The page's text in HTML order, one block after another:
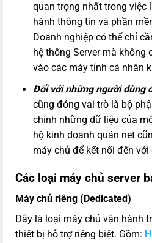
quan trọng nhất trong việc
hành thông tin và phần
Doanh nghiệp có thể chỉ
hệ thống Server mà không
vào các máy tính cá nhân
Đối với những người dùng
cũng đóng vai trò là bộ
chính những dữ liệu của
hộ kinh doanh quán net
máy chủ để kết nối đến
Các loại máy chủ server
Máy chủ riêng (Dedicated)
Đây là loại máy chủ vận hành
thiết bị hỗ trợ riêng biệt. Gồm: